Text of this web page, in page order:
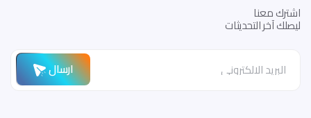
اشترك معنا
ليصلك آخر التحديثات
ارسال